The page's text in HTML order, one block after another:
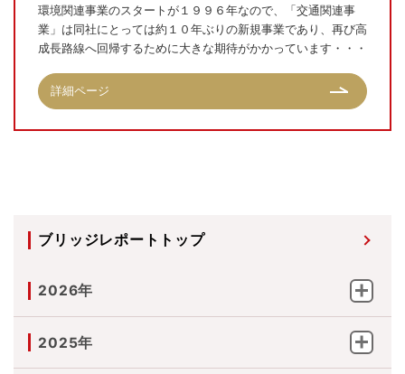
環境関連事業のスタートが１９９６年なので、「交通関連事
業」は同社にとっては約１０年ぶりの新規事業であり、再び高
成長路線へ回帰するために大きな期待がかかっています・・・
詳細ページ
ブリッジレポートトップ
2026年
2025年